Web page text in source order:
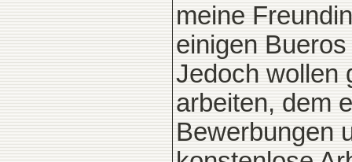
meine
einigen
Jedoch wollen
arbeiten, dem
Bewerbungen